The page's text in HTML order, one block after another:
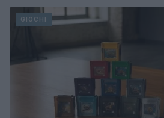
GIOCHI